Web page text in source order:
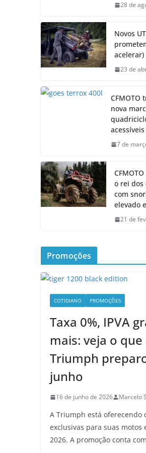
28 de
Novos
23 de
CFMOTO
nova
acessíveis
7 de
o rei dos
com
elevado
21 de
Promoções
COTIDIANO PROMOÇÕES
Taxa 0%, IPVA
mais: veja o que
Triumph
junho
16 de junho de 2026 Marcelo
A Triumph está oferecendo
exclusivas para suas motos
2026. A promoção conta